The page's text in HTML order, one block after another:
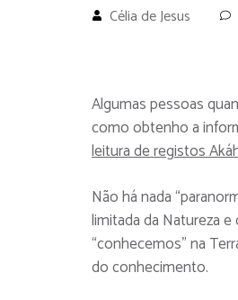
Célia de Jesus
Algumas pessoas
como obtenho a
leitura de registos
Não há nada
limitada da Natureza
“conhecemos” na
do conhecimento.